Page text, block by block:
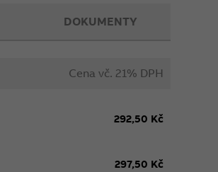
Cena vč. 21% DPH
292,50 Kč
297,50 Kč
DOKUMENTY